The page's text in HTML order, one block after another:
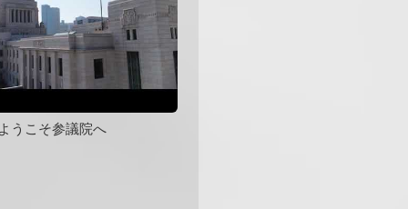
うこそ参議院へ